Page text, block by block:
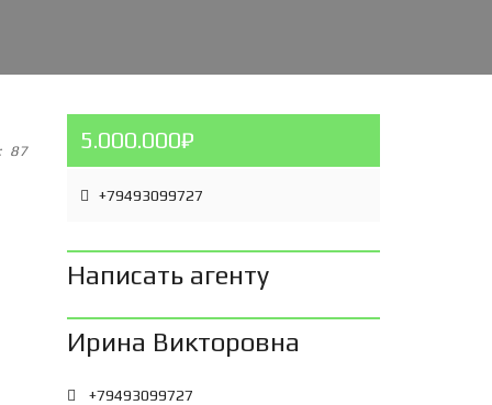
87 5.000.000₽
+79493099727
Написать агенту
Ирина Викторовна
+79493099727